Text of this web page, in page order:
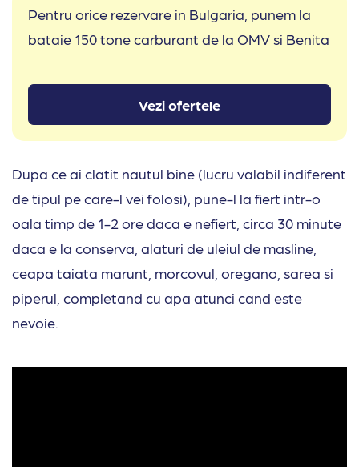
Pentru orice rezervare in Bulgaria, punem la
bataie 150 tone carburant de la OMV si Benita
Vezi ofertele
Dupa ce ai clatit nautul bine (lucru valabil indiferent
de tipul pe care-l vei folosi), pune-l la fiert intr-o
oala timp de 1-2 ore daca e nefiert, circa 30 minute
daca e la conserva, alaturi de uleiul de masline,
ceapa taiata marunt, morcovul, oregano, sarea si
piperul, completand cu apa atunci cand este
nevoie.